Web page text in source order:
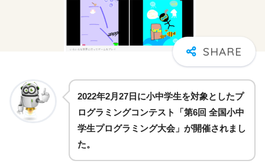
2022年2月27日に小中学生を対象としたプ
ログラミングコンテスト「第6回 全国小中
学生プログラミング大会」が開催されまし
た。